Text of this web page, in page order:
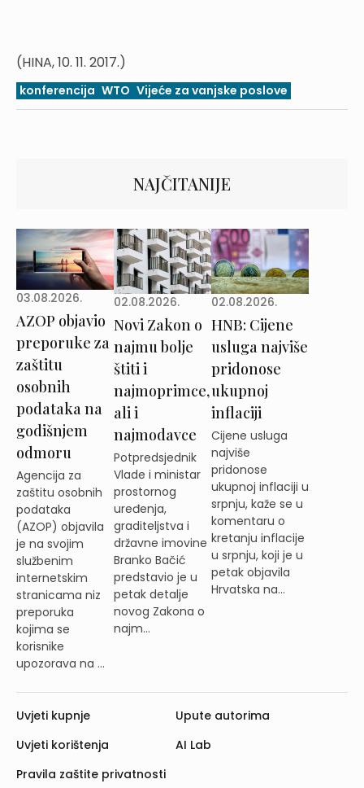
(HINA, 10. 11. 2017.)
konferencija WTO Vijeće za vanjske poslove
NAJČITANIJE
03.08.2026.
AZOP objavio
preporuke za
zaštitu
osobnih
podataka na
godišnjem
odmoru
Agencija za
zaštitu osobnih
podataka
(AZOP) objavila
je na svojim
službenim
internetskim
stranicama niz
preporuka
kojima se
korisnike
upozorava na ...
02.08.2026.
Novi Zakon o
najmu bolje
štiti i
najmoprimce,
ali i
najmodavce
Potpredsjednik
Vlade i ministar
prostornog
uređenja,
graditeljstva i
državne imovine
Branko Bačić
predstavio je u
petak detalje
novog Zakona o
najm...
02.08.2026.
HNB: Cijene
usluga najviše
pridonose
ukupnoj
inflaciji
Cijene usluga
najviše
pridonose
ukupnoj inflaciji u
srpnju, kaže se u
komentaru o
kretanju inflacije
u srpnju, koji je u
petak objavila
Hrvatska na...
Uvjeti kupnje
Uvjeti korištenja
Pravila zaštite privatnosti
Upute autorima
AI Lab